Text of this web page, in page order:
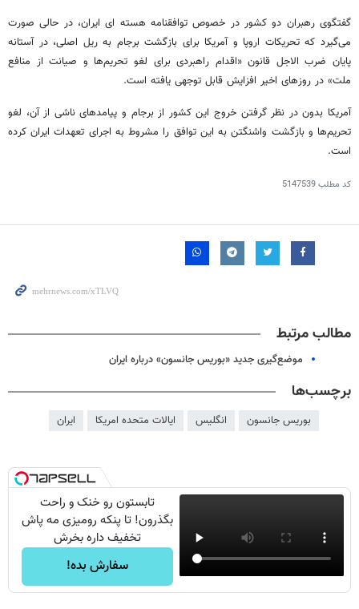
گفتگوی رهبران دو کشور در خصوص توافقنامه هسته ای ایران، در حالی صورت
می‌گیرد که تحریکات اروپا و آمریکا برای بازگشت برجام به ریل اصلی، در آستانه
پایان ضرب الاجل قانون «اقدام راهبردی برای لغو تحریم‌ها و صیانت از منافع
ملت» در روزهای اخیر افزایش قابل توجهی یافته است.
آمریکا بدون در نظر گرفتن خروج این کشور از برجام و پیامدهای ناشی از آن، لغو
تحریم‌ها و بازگشت واشنگتن به این توافق را مشروط به اجرای تعهدات ایران کرده
است.
کد مطلب5147539
مطالب مرتبط
موضع‌گیری جدید «بوریس جانسون» درباره ایران
برچسب‌ها
بوریس جانسون انگلیس ایالات متحده امریکا ایران
تابستون رو خنک و راحت
بگذرون! تا پنکه رومیزی مه پاش
تخفیف داره بخرش
سفارش بده!